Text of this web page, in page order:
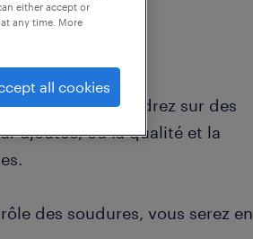
et interviendrez sur des
ajoutée, où la qualité et la
des soudures, vous serez en
either accept or
any time. More
all cookies